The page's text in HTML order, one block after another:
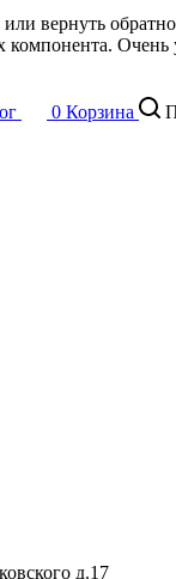
вернуть
компонента. Очень
0 Корзина
д.17